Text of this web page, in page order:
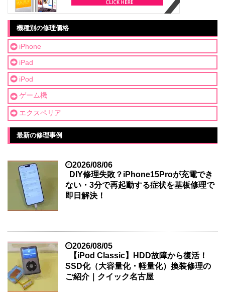
機種別の修理価格
iPhone
iPad
iPod
ゲーム機
エクスペリア
最新の修理事例
2026/08/06
DIY修理失敗？iPhone15Proが充電でき
ない・3分で再起動する症状を基板修理で
即日解決！
2026/08/05
【iPod Classic】HDD故障から復活！
SSD化（大容量化・軽量化）換装修理の
ご紹介｜クイック名古屋